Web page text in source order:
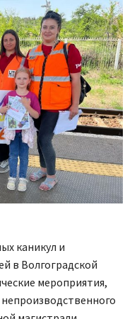
каникул и
в Волгоградской
мероприятия,